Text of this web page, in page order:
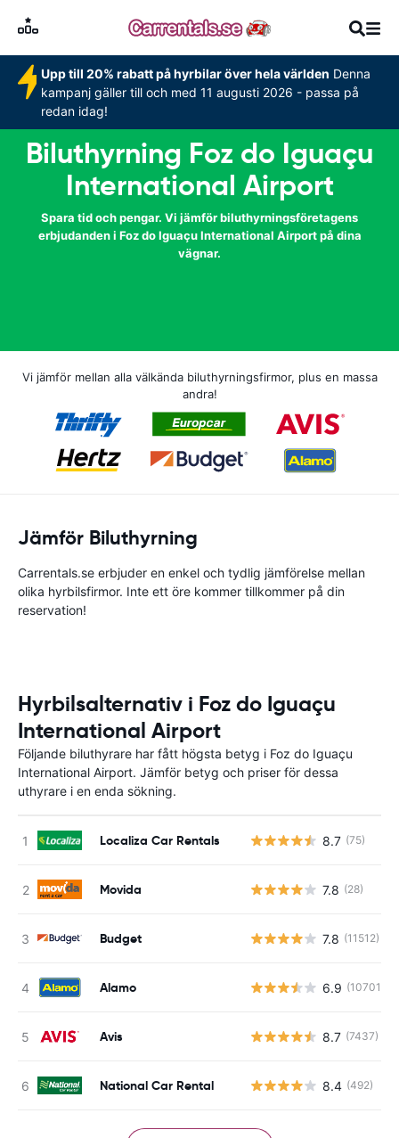
Upp till 20% rabatt på hyrbilar över hela världen Denna
kampanj gäller till och med 11 augusti 2026 - passa på
redan idag!
Biluthyrning Foz do Iguaçu
International Airport
Spara tid och pengar. Vi jämför biluthyrningsföretagens
erbjudanden i Foz do Iguaçu International Airport på dina
vägnar.
Vi jämför mellan alla välkända biluthyrningsfirmor, plus en massa
andra!
Jämför Biluthyrning
Carrentals.se erbjuder en enkel och tydlig jämförelse mellan
olika hyrbilsfirmor. Inte ett öre kommer tillkommer på din
reservation!
Hyrbilsalternativ i Foz do Iguaçu
International Airport
Följande biluthyrare har fått högsta betyg i Foz do Iguaçu
International Airport. Jämför betyg och priser för dessa
uthyrare i en enda sökning.
Localiza Car Rentals 8.7 (75)
Movida 7.8 (28)
Budget 7.8 (11512)
Alamo 6.9 (10701)
Avis 8.7 (7437)
National Car Rental 8.4 (492)